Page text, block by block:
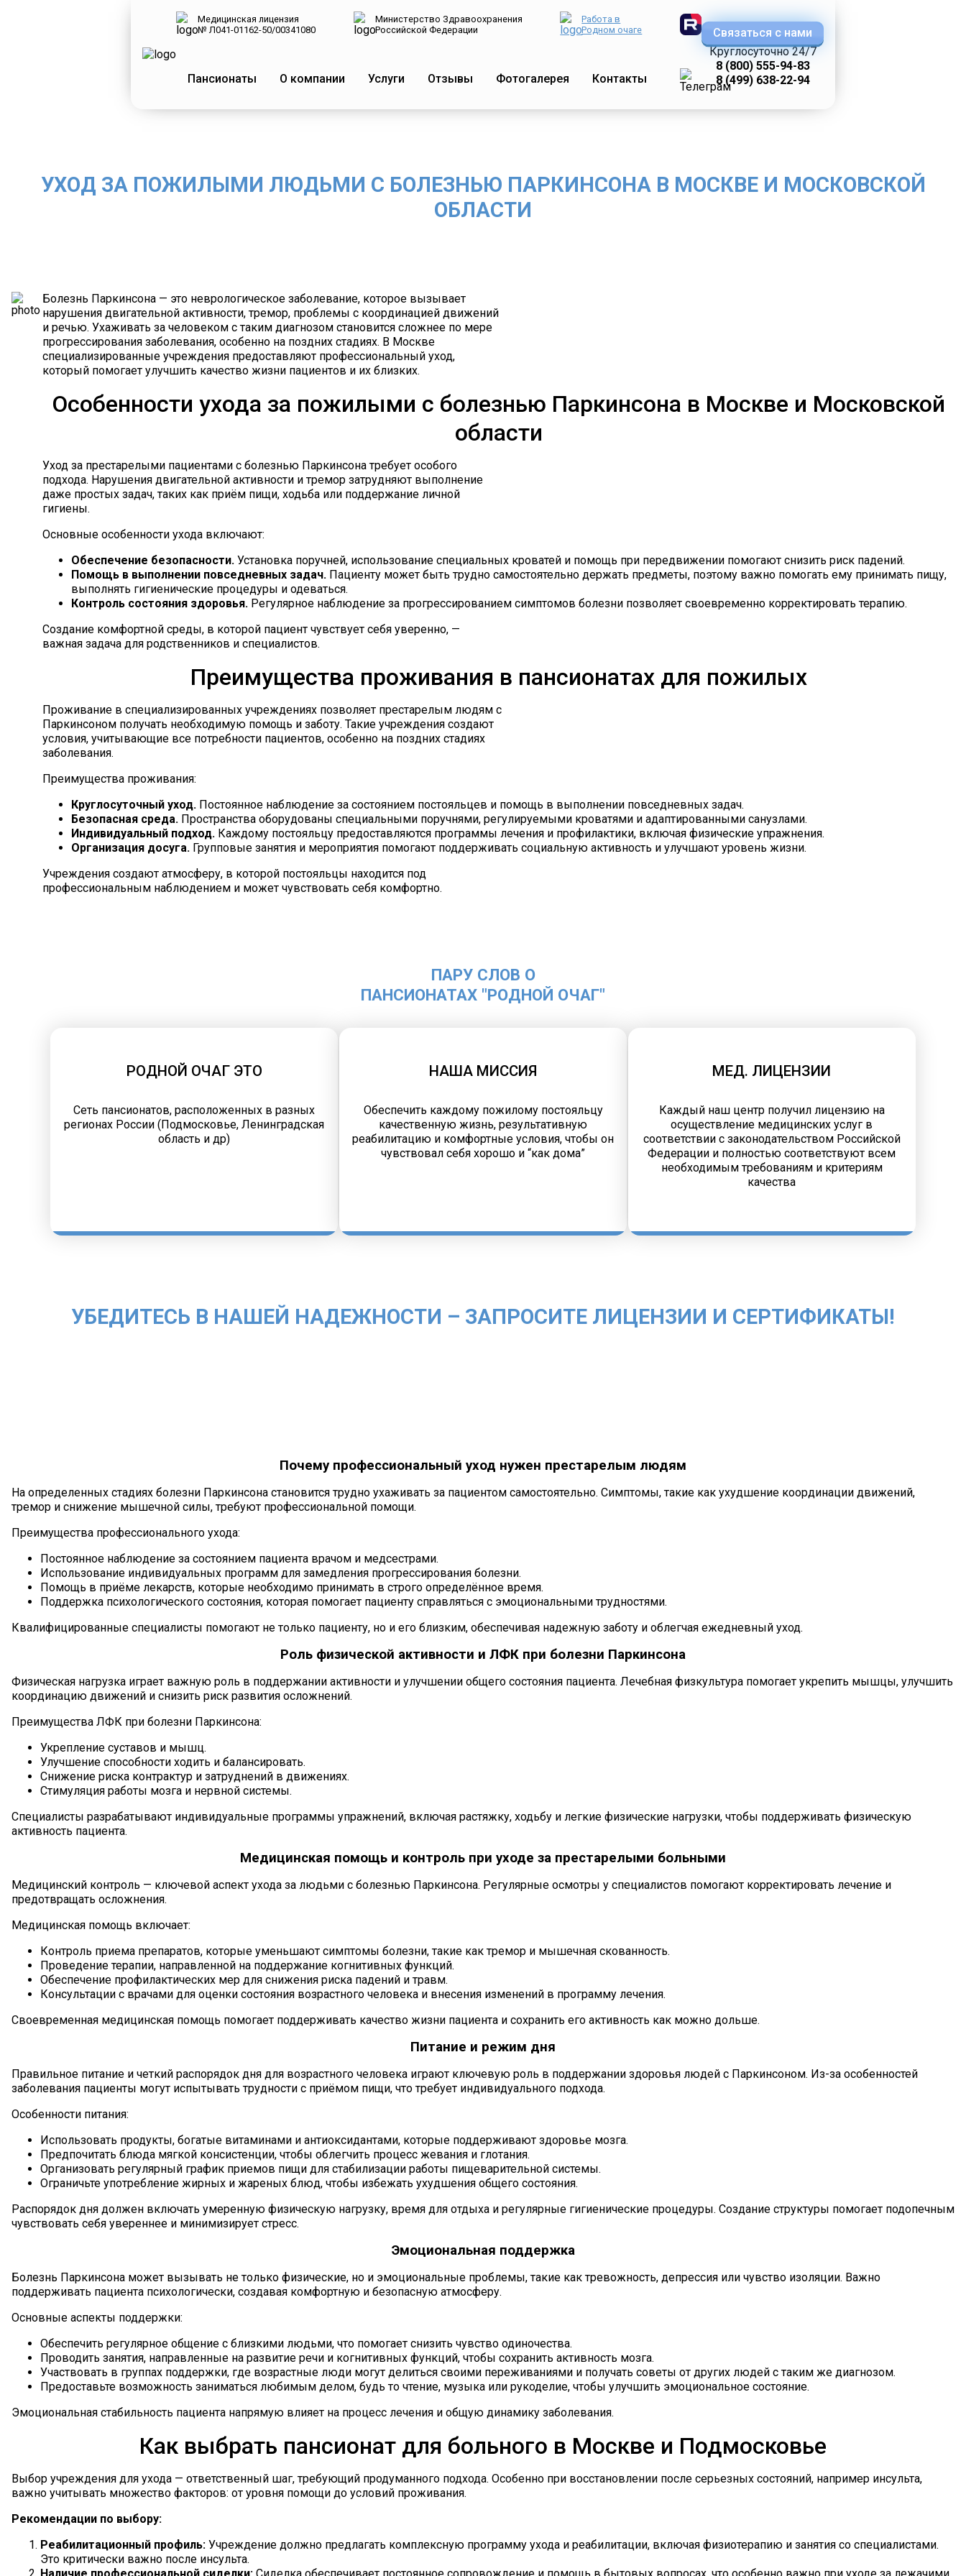
Медицинская лицензия
№ Л041-01162-50/00341080
Министерство Здравоохранения
Российской Федерации
Работа в
Родном очаге
Пансионаты О компании Услуги Отзывы Фотогалерея Контакты
Связаться с нами
Круглосуточно 24/7
8 (800) 555-94-83
8 (499) 638-22-94
УХОД ЗА ПОЖИЛЫМИ ЛЮДЬМИ С БОЛЕЗНЬЮ ПАРКИНСОНА В МОСКВЕ И МОСКОВСКОЙ
ОБЛАСТИ
Болезнь Паркинсона — это неврологическое заболевание, которое вызывает
нарушения двигательной активности, тремор, проблемы с координацией движений
и речью. Ухаживать за человеком с таким диагнозом становится сложнее по мере
прогрессирования заболевания, особенно на поздних стадиях. В Москве
специализированные учреждения предоставляют профессиональный уход,
который помогает улучшить качество жизни пациентов и их близких.
Особенности ухода за пожилыми с болезнью Паркинсона в Москве и Московской
области
Уход за престарелыми пациентами с болезнью Паркинсона требует особого
подхода. Нарушения двигательной активности и тремор затрудняют выполнение
даже простых задач, таких как приём пищи, ходьба или поддержание личной
гигиены.
Основные особенности ухода включают:
Обеспечение безопасности. Установка поручней, использование специальных кроватей и помощь при передвижении помогают снизить риск падений.
Помощь в выполнении повседневных задач. Пациенту может быть трудно самостоятельно держать предметы, поэтому важно помогать ему принимать пищу,
выполнять гигиенические процедуры и одеваться.
Контроль состояния здоровья. Регулярное наблюдение за прогрессированием симптомов болезни позволяет своевременно корректировать терапию.
Создание комфортной среды, в которой пациент чувствует себя уверенно, —
важная задача для родственников и специалистов.
Преимущества проживания в пансионатах для пожилых
Проживание в специализированных учреждениях позволяет престарелым людям с
Паркинсоном получать необходимую помощь и заботу. Такие учреждения создают
условия, учитывающие все потребности пациентов, особенно на поздних стадиях
заболевания.
Преимущества проживания:
Круглосуточный уход. Постоянное наблюдение за состоянием постояльцев и помощь в выполнении повседневных задач.
Безопасная среда. Пространства оборудованы специальными поручнями, регулируемыми кроватями и адаптированными санузлами.
Индивидуальный подход. Каждому постояльцу предоставляются программы лечения и профилактики, включая физические упражнения.
Организация досуга. Групповые занятия и мероприятия помогают поддерживать социальную активность и улучшают уровень жизни.
Учреждения создают атмосферу, в которой постояльцы находится под
профессиональным наблюдением и может чувствовать себя комфортно.
ПАРУ СЛОВ О
ПАНСИОНАТАХ "РОДНОЙ ОЧАГ"
РОДНОЙ ОЧАГ ЭТО
Сеть пансионатов, расположенных в разных
регионах России (Подмосковье, Ленинградская
область и др)
НАША МИССИЯ
Обеспечить каждому пожилому постояльцу
качественную жизнь, результативную
реабилитацию и комфортные условия, чтобы он
чувствовал себя хорошо и “как дома”
МЕД. ЛИЦЕНЗИИ
Каждый наш центр получил лицензию на
осуществление медицинских услуг в
соответствии с законодательством Российской
Федерации и полностью соответствуют всем
необходимым требованиям и критериям
качества
УБЕДИТЕСЬ В НАШЕЙ НАДЕЖНОСТИ – ЗАПРОСИТЕ ЛИЦЕНЗИИ И СЕРТИФИКАТЫ!
Почему профессиональный уход нужен престарелым людям
На определенных стадиях болезни Паркинсона становится трудно ухаживать за пациентом самостоятельно. Симптомы, такие как ухудшение координации движений,
тремор и снижение мышечной силы, требуют профессиональной помощи.
Преимущества профессионального ухода:
Постоянное наблюдение за состоянием пациента врачом и медсестрами.
Использование индивидуальных программ для замедления прогрессирования болезни.
Помощь в приёме лекарств, которые необходимо принимать в строго определённое время.
Поддержка психологического состояния, которая помогает пациенту справляться с эмоциональными трудностями.
Квалифицированные специалисты помогают не только пациенту, но и его близким, обеспечивая надежную заботу и облегчая ежедневный уход.
Роль физической активности и ЛФК при болезни Паркинсона
Физическая нагрузка играет важную роль в поддержании активности и улучшении общего состояния пациента. Лечебная физкультура помогает укрепить мышцы, улучшить
координацию движений и снизить риск развития осложнений.
Преимущества ЛФК при болезни Паркинсона:
Укрепление суставов и мышц.
Улучшение способности ходить и балансировать.
Снижение риска контрактур и затруднений в движениях.
Стимуляция работы мозга и нервной системы.
Специалисты разрабатывают индивидуальные программы упражнений, включая растяжку, ходьбу и легкие физические нагрузки, чтобы поддерживать физическую
активность пациента.
Медицинская помощь и контроль при уходе за престарелыми больными
Медицинский контроль — ключевой аспект ухода за людьми с болезнью Паркинсона. Регулярные осмотры у специалистов помогают корректировать лечение и
предотвращать осложнения.
Медицинская помощь включает:
Контроль приема препаратов, которые уменьшают симптомы болезни, такие как тремор и мышечная скованность.
Проведение терапии, направленной на поддержание когнитивных функций.
Обеспечение профилактических мер для снижения риска падений и травм.
Консультации с врачами для оценки состояния возрастного человека и внесения изменений в программу лечения.
Своевременная медицинская помощь помогает поддерживать качество жизни пациента и сохранить его активность как можно дольше.
Питание и режим дня
Правильное питание и четкий распорядок дня для возрастного человека играют ключевую роль в поддержании здоровья людей с Паркинсоном. Из-за особенностей
заболевания пациенты могут испытывать трудности с приёмом пищи, что требует индивидуального подхода.
Особенности питания:
Использовать продукты, богатые витаминами и антиоксидантами, которые поддерживают здоровье мозга.
Предпочитать блюда мягкой консистенции, чтобы облегчить процесс жевания и глотания.
Организовать регулярный график приемов пищи для стабилизации работы пищеварительной системы.
Ограничьте употребление жирных и жареных блюд, чтобы избежать ухудшения общего состояния.
Распорядок дня должен включать умеренную физическую нагрузку, время для отдыха и регулярные гигиенические процедуры. Создание структуры помогает подопечным
чувствовать себя увереннее и минимизирует стресс.
Эмоциональная поддержка
Болезнь Паркинсона может вызывать не только физические, но и эмоциональные проблемы, такие как тревожность, депрессия или чувство изоляции. Важно
поддерживать пациента психологически, создавая комфортную и безопасную атмосферу.
Основные аспекты поддержки:
Обеспечить регулярное общение с близкими людьми, что помогает снизить чувство одиночества.
Проводить занятия, направленные на развитие речи и когнитивных функций, чтобы сохранить активность мозга.
Участвовать в группах поддержки, где возрастные люди могут делиться своими переживаниями и получать советы от других людей с таким же диагнозом.
Предоставьте возможность заниматься любимым делом, будь то чтение, музыка или рукоделие, чтобы улучшить эмоциональное состояние.
Эмоциональная стабильность пациента напрямую влияет на процесс лечения и общую динамику заболевания.
Как выбрать пансионат для больного в Москве и Подмосковье
Выбор учреждения для ухода — ответственный шаг, требующий продуманного подхода. Особенно при восстановлении после серьезных состояний, например инсульта,
важно учитывать множество факторов: от уровня помощи до условий проживания.
Рекомендации по выбору:
Реабилитационный профиль: Учреждение должно предлагать комплексную программу ухода и реабилитации, включая физиотерапию и занятия со специалистами.
Это критически важно после инсульта.
Наличие профессиональной сиделки: Сиделка обеспечивает постоянное сопровождение и помощь в бытовых вопросах, что особенно важно при уходе за лежачими